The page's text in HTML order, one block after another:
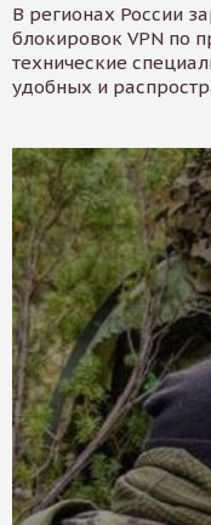
В регионах России
блокировок VPN по
технические
удобных и